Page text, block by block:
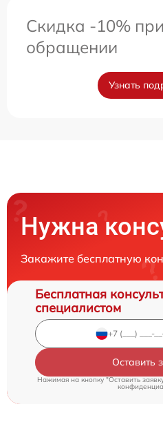
Скидка -10%
обращении
Узнать
Нужна
Закажите бесплатную
Бесплатная
специалистом
Оставить
Нажимая на кнопку "Оставить